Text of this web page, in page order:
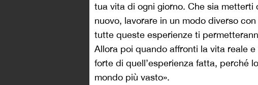
tua vita di ogni giorno. Che sia metterti
nuovo, lavorare in un modo diverso
tutte queste esperienze ti
Allora poi quando affronti la vita reale
forte di quell’esperienza fatta, perché
mondo più vasto».